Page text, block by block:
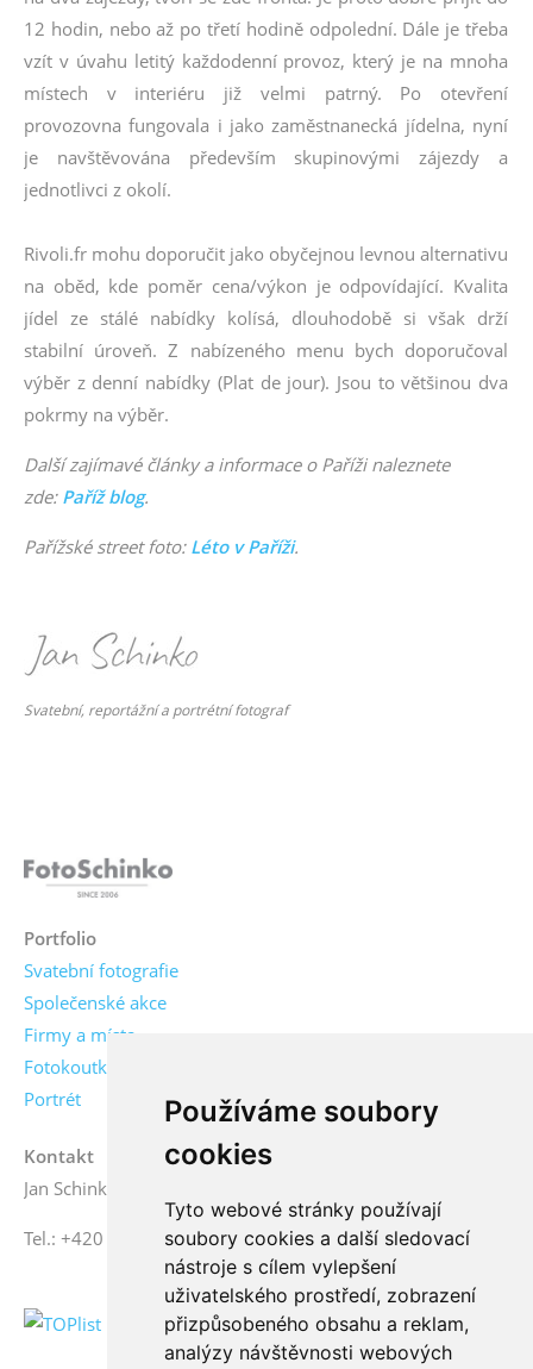
Používáme soubory
cookies
Tyto webové stránky používají
soubory cookies a další sledovací
nástroje s cílem vylepšení
uživatelského prostředí, zobrazení
přizpůsobeného obsahu a reklam,
analýzy návštěvnosti webových
12 hodin, nebo až po třetí hodině odpolední. Dále je třeba
vzít v úvahu letitý každodenní provoz, který je na mnoha
místech v interiéru již velmi patrný. Po otevření
provozovna fungovala i jako zaměstnanecká jídelna, nyní
je navštěvována především skupinovými zájezdy a
jednotlivci z okolí.
Rivoli.fr mohu doporučit jako obyčejnou levnou alternativu
na oběd, kde poměr cena/výkon je odpovídající. Kvalita
jídel ze stálé nabídky kolísá, dlouhodobě si však drží
stabilní úroveň. Z nabízeného menu bych doporučoval
výběr z denní nabídky (Plat de jour). Jsou to většinou dva
pokrmy na výběr.
Další zajímavé články a informace o Paříži naleznete
zde: Paříž blog.
Pařížské street foto: Léto v Paříži.
Svatební, reportážní a portrétní fotograf
Portfolio
Svatební fotografie
Společenské akce
Firmy a místa
Fotokoutky
Portrét
Kontakt
Jan Schinko jr., fotograf
Tel.: +420 776 771 000